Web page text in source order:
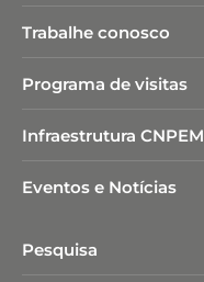
Trabalhe conosco
Programa de visitas
Infraestrutura CNPEM
Eventos e Notícias
Pesquisa